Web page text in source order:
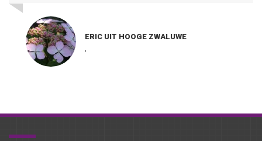
ERIC UIT HOOGE ZWALUWE
,